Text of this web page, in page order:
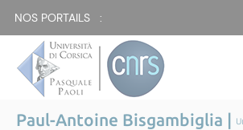
NOS PORTAILS :
Paul-Antoine Bisgambiglia |